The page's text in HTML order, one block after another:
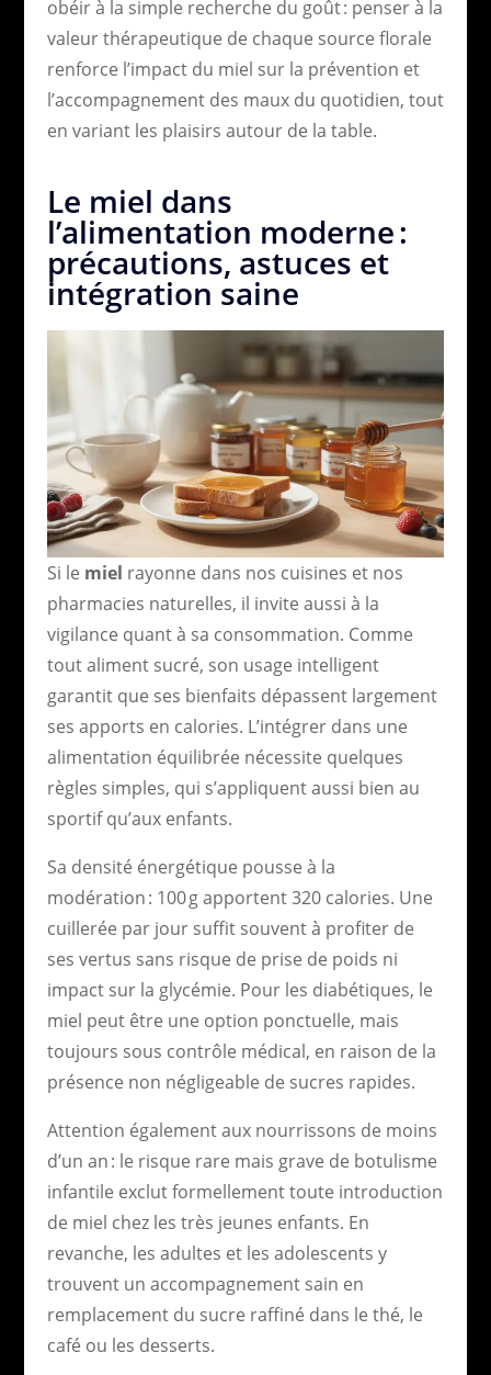
obéir à la simple recherche du goût : penser à la
valeur thérapeutique de chaque source florale
renforce l’impact du miel sur la prévention et
l’accompagnement des maux du quotidien, tout
en variant les plaisirs autour de la table.
Le miel dans
l’alimentation moderne :
précautions, astuces et
intégration saine
Si le miel rayonne dans nos cuisines et nos
pharmacies naturelles, il invite aussi à la
vigilance quant à sa consommation. Comme
tout aliment sucré, son usage intelligent
garantit que ses bienfaits dépassent largement
ses apports en calories. L’intégrer dans une
alimentation équilibrée nécessite quelques
règles simples, qui s’appliquent aussi bien au
sportif qu’aux enfants.
Sa densité énergétique pousse à la
modération : 100 g apportent 320 calories. Une
cuillerée par jour suffit souvent à profiter de
ses vertus sans risque de prise de poids ni
impact sur la glycémie. Pour les diabétiques, le
miel peut être une option ponctuelle, mais
toujours sous contrôle médical, en raison de la
présence non négligeable de sucres rapides.
Attention également aux nourrissons de moins
d’un an : le risque rare mais grave de botulisme
infantile exclut formellement toute introduction
de miel chez les très jeunes enfants. En
revanche, les adultes et les adolescents y
trouvent un accompagnement sain en
remplacement du sucre raffiné dans le thé, le
café ou les desserts.